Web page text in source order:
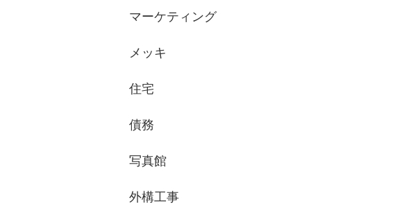
マーケティング
メッキ
住宅
債務
写真館
外構工事